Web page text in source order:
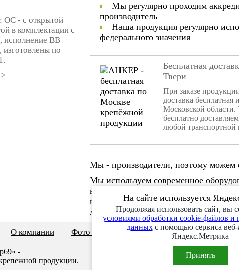
Мы регулярно проходим
производитель
Наша продукция регулярно
федерального значения
Бесплатная
Твери
При заказе
доставка бесплатная
Московской
бесплатно
любой транспортной
Мы - производители, поэтому можем
Мы используем современное
нестандартные заказы. Мы не
нужное количество в нужные сроки.
любой сложности!
ОС - с открытой
в комплектации с
исполнение ВВ
изготовлены по
О компании Фото и видео Сотрудничество Заказ
-
продукции.
На сайте используется
Продолжая использовать сайт, вы
условиями обработки cookie-файлов и
данныхс помощью сервиса веб-
Яндекс.Метрика
Принять